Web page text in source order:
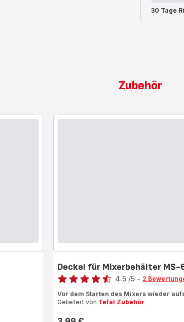
30 Tage
Zubehör
Deckel für Mixerbehälter MS-
Bewertung
4.5 /5 - 2
Vor dem Starten des Mixers wieder
Geliefert von Tefal Zubehör